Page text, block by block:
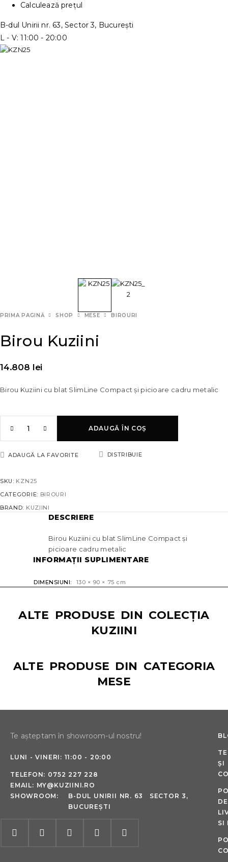
Calculează prețul
B-dul Unirii nr. 63, Sector 3, București
L - V: 11:00 - 20:00
PRIMA PAGINĂ SHOP MESE BIROURI
Birou Kuziini
14.808 lei
Birou Kuziini cu blat SlimLine Compact și picioare cadru metalic
ADAUGĂ ÎN COȘ
ADAUGĂ LA FAVORITE DISTRIBUIE
SKU: KZN25
CATEGORIE: BIROURI
BRAND: KUZIINI
DESCRIERE
Birou Kuziini cu blat SlimLine Compact și
picioare cadru metalic
INFORMAȚII SUPLIMENTARE
DIMENSIUNI 130 × 90 × 75 cm
ALTE PRODUSE DIN COLECȚIA
KUZIINI
ALTE PRODUSE DIN CATEGORIA
MESE
Te așteptam în showroom-ul nostru!
LUNI - VINERI: 11:00 - 20:00
TELEFON: 0752 227 228
EMAIL: MY@KUZIINI.RO
SHOWROOM:
B-DUL UNIRII NR. 63 SECTOR 3,
BUCUREȘTI
ȘI
DE
SI